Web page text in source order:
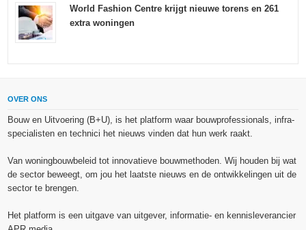
World Fashion Centre krijgt nieuwe torens en 261
extra woningen
OVER ONS
Bouw en Uitvoering (B+U), is het platform waar bouwprofessionals, infra-
specialisten en technici het nieuws vinden dat hun werk raakt.
Van woningbouwbeleid tot innovatieve bouwmethoden. Wij houden bij wat
de sector beweegt, om jou het laatste nieuws en de ontwikkelingen uit de
sector te brengen.
Het platform is een uitgave van uitgever, informatie- en kennisleverancier